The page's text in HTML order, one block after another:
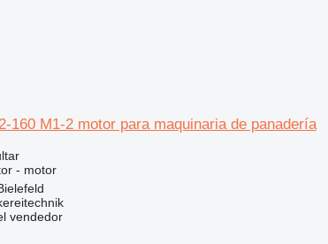
160 M1-2 motor para maquinaria de panadería
- motor
vendedor